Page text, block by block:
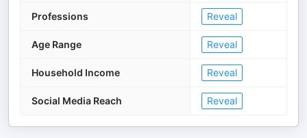
Professions Reveal
Age Range Reveal
Household Income Reveal
Social Media Reach Reveal